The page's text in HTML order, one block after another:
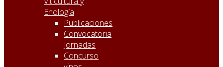
Enología
Publicaciones
Convocatoria
Jornadas
Concurso